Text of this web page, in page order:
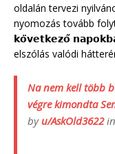
oldalán tervezi
nyomozás tovább
𝗸𝗼̈𝘃𝗲𝘁𝗸𝗲𝘇𝗼̋
elszólás valódi
Na nem kell több
végre kimondta
byu/AskOld3622in